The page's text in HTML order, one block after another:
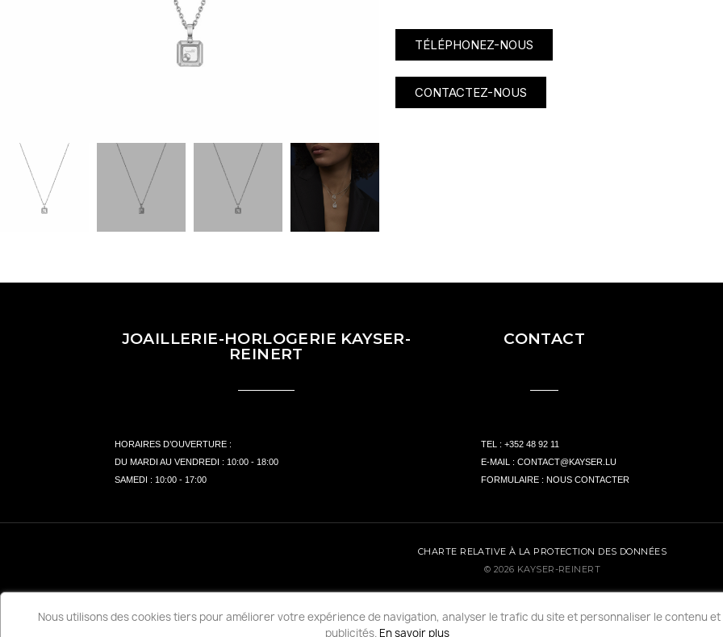
TÉLÉPHONEZ-NOUS
CONTACTEZ-NOUS
JOAILLERIE-HORLOGERIE KAYSER-
REINERT
HORAIRES D’OUVERTURE :
DU MARDI AU VENDREDI : 10:00 - 18:00
SAMEDI : 10:00 - 17:00
CONTACT
TEL :+352 48 92 11
E-MAIL :CONTACT@KAYSER.LU
FORMULAIRE : NOUS CONTACTER
CHARTE RELATIVE À LA PROTECTION DES DONNÉES
© 2026 KAYSER-REINERT
Nous utilisons des cookies tiers pour améliorer votre expérience de navigation, analyser le trafic du site et personnaliser le contenu et
publicités. En savoir plus